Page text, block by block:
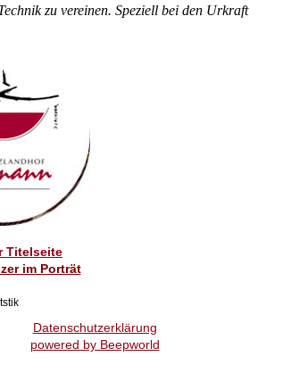
zu vereinen. Speziell bei den Urkraft
Titelseite
im Porträt
Datenschutzerklärung
powered by Beepworld